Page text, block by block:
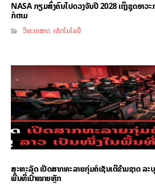
NASA ກຽມສົ່ງຄົນໄປດວງຈັນປີ 2028 ເຖິງຊຸດອາວະ
ກໍຕາມ
ວິທະຍາສາດ,ເທັກໂນໂລຢີ
ສະຫະລັດ ເປີດສາກທະລາຍກຸ່ມຄໍເຊັນເຕີຂ້າມຊາດ ລະ
ພື້ນທີ່ເປົ້າໝາຍຫຼັກ